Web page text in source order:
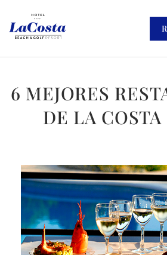
6 MEJORES
DE LA COSTA